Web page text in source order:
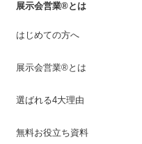
展示会営業®とは
はじめての方へ
展示会営業®とは
選ばれる4大理由
無料お役立ち資料